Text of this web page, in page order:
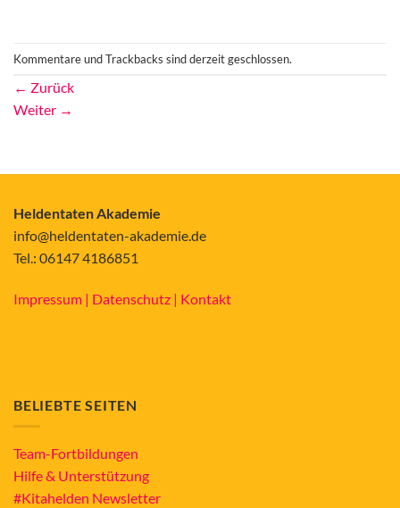
Kommentare und Trackbacks sind derzeit geschlossen.
← Zurück
Weiter →
Heldentaten Akademie
info@heldentaten-akademie.de
Tel.: 06147 4186851
Impressum | Datenschutz | Kontakt
BELIEBTE SEITEN
Team-Fortbildungen
Hilfe & Unterstützung
#Kitahelden Newsletter